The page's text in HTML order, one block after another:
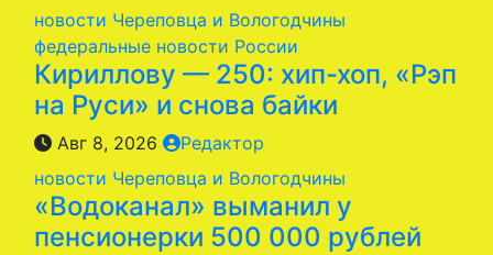
новости Череповца и Вологодчины
федеральные новости России
Кириллову — 250: хип-хоп, «Рэп
на Руси» и снова байки
Авг 8, 2026
Редактор
новости Череповца и Вологодчины
«Водоканал» выманил у
пенсионерки 500 000 рублей